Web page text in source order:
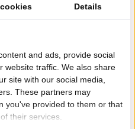
en promoties. We zullen
Details
and ads, provide social
website traffic. We also share
site with our social media,
These partners may
you've provided to them or that
their services.